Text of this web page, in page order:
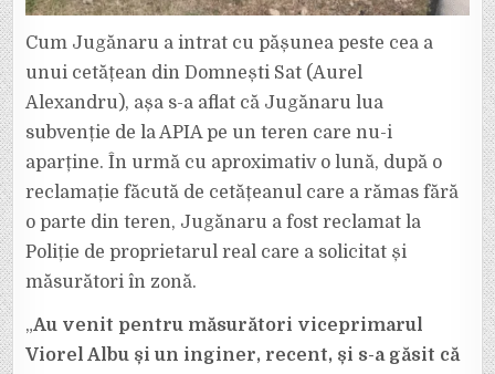
Cum Jugănaru a intrat cu pășunea peste cea a
unui cetățean din Domnești Sat (Aurel
Alexandru), așa s-a aflat că Jugănaru lua
subvenție de la APIA pe un teren care nu-i
aparține. În urmă cu aproximativ o lună, după o
reclamație făcută de cetățeanul care a rămas fără
o parte din teren, Jugănaru a fost reclamat la
Poliție de proprietarul real care a solicitat și
măsurători în zonă.
„Au venit pentru măsurători viceprimarul
Viorel Albu și un inginer, recent, și s-a găsit că